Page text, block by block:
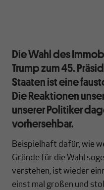
Die Wahl des
Trump zum 45.
Staaten ist eine
Die Reaktionen
unserer Politiker
vorhersehbar.
Beispielhaft dafür, wie
Gründe für die Wahl
verstehen, ist wieder
einst mal großen und